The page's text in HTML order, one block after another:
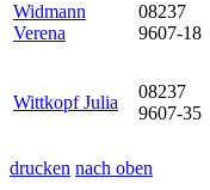
Widmann
Verena
08237
9607-18
Wittkopf Julia
08237
9607-35
drucken nach oben